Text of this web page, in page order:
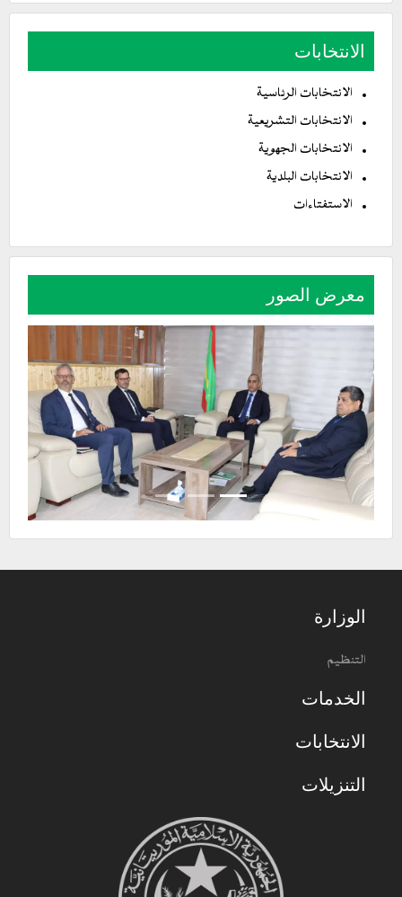
الانتخابات
الانتخابات الرئاسية
الانتخابات التشريعية
الانتخابات الجهوية
الانتخابات البلدية
الاستفتاءات
معرض الصور
الوزارة
التنظيم
الخدمات
الانتخابات
التنزيلات